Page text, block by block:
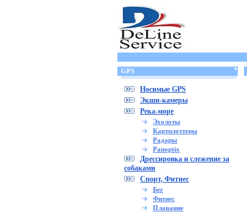
GPS
Носимые GPS
Экшн-камеры
Река-море
Эхолоты
Картплоттеры
Радары
Panoptix
Дрессировка и слежение за
собаками
Спорт, Фитнес
Бег
Фитнес
Плавание